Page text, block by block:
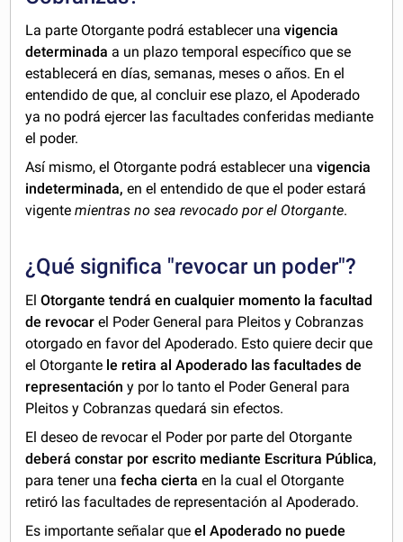
La parte Otorgante podrá establecer unavigencia
determinada a un plazo temporal específico que se
establecerá en días, semanas, meses o años. En el
entendido de que, al concluir ese plazo, el Apoderado
ya no podrá ejercer las facultades conferidas mediante
el poder.
Así mismo, el Otorgante podrá establecer unavigencia
indeterminada, en el entendido de que el poder estará
vigentemientras no sea revocado por el Otorgante.
¿Qué significa "revocar un poder"?
ElOtorgante tendrá en cualquier momento la facultad
de revocarel Poder General para Pleitos y Cobranzas
otorgado en favor del Apoderado. Esto quiere decir que
el Otorgante le retira al Apoderado las facultades de
representacióny por lo tanto el Poder General para
Pleitos y Cobranzas quedará sin efectos.
El deseo de revocar el Poder por parte del Otorgante
deberá constar por escrito mediante Escritura Pública,
para tener unafecha cierta en la cual el Otorgante
retiró las facultades de representación al Apoderado.
Es importante señalar queel Apoderado no puede